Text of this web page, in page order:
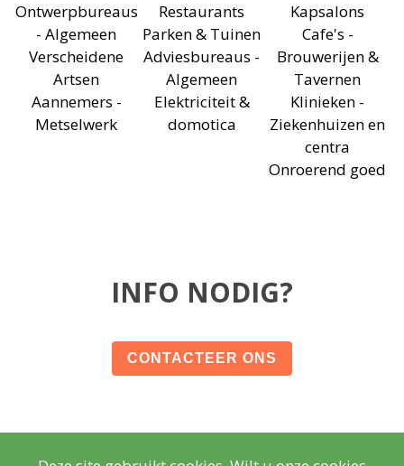
Ontwerpbureaus
- Algemeen
Verscheidene
Artsen
Aannemers -
Metselwerk
Restaurants
Parken & Tuinen
Adviesbureaus -
Algemeen
Elektriciteit &
domotica
Kapsalons
Cafe's -
Brouwerijen &
Tavernen
Klinieken -
Ziekenhuizen en
centra
Onroerend goed
INFO NODIG?
CONTACTEER ONS